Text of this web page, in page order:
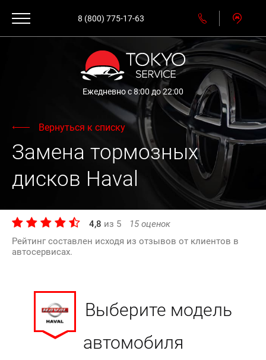
8 (800) 775-17-63
Ежедневно с 8:00 до 22:00
Вернуться к списку
Замена тормозных
дисков Haval
4,8 из 5 15оценок
Рейтинг составлен исходя из отзывов от клиентов в
автосервисах.
Выберите модель
автомобиля